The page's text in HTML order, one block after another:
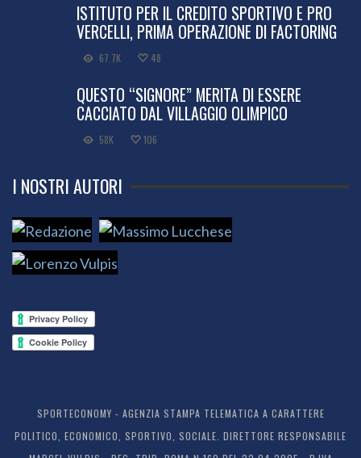
ISTITUTO PER IL CREDITO SPORTIVO E PRO
VERCELLI, PRIMA OPERAZIONE DI FACTORING
67.7K 48
QUESTO “SIGNORE” MERITA DI ESSERE
CACCIATO DAL VILLAGGIO OLIMPICO
58K 106
I NOSTRI AUTORI
SPORTECONOMY - AGENZIA STAMPA TELEMATICA A CARATTERE
POLITICO, ECONOMICO, SPORTIVO, SOCIALE. DIRETTORE RESPONSABILE